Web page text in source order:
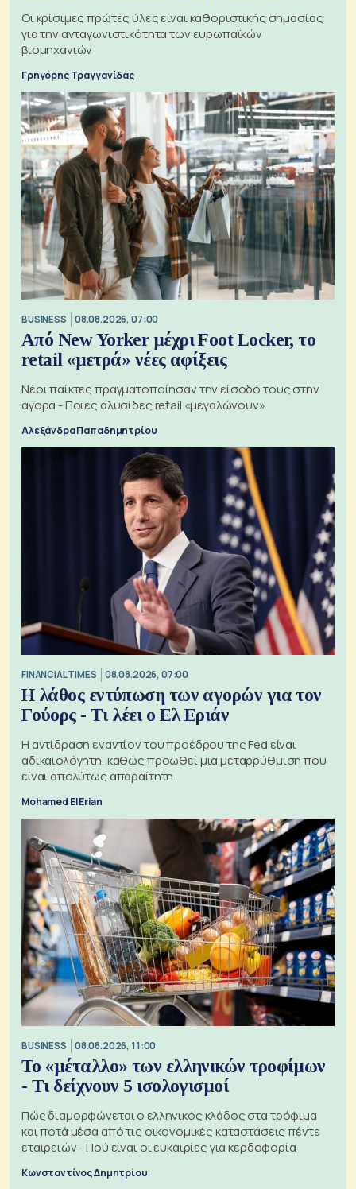
Οι κρίσιμες πρώτες ύλες είναι καθοριστικής σημασίας
για την ανταγωνιστικότητα των ευρωπαϊκών
βιομηχανιών
Γρηγόρης Τραγγανίδας
BUSINESS 08.08.2026, 07:00
Από New Yorker μέχρι Foot Locker, το
retail «μετρά» νέες αφίξεις
Νέοι παίκτες πραγματοποίησαν την είσοδό τους στην
αγορά - Ποιες αλυσίδες retail «μεγαλώνουν»
Αλεξάνδρα Παπαδημητρίου
FINANCIAL TIMES 08.08.2026, 07:00
Η λάθος εντύπωση των αγορών για τον
Γούορς - Τι λέει ο Ελ Εριάν
Η αντίδραση εναντίον του προέδρου της Fed είναι
αδικαιολόγητη, καθώς προωθεί μια μεταρρύθμιση που
είναι απολύτως απαραίτητη
Mohamed El Erian
BUSINESS 08.08.2026, 11:00
Το «μέταλλο» των ελληνικών τροφίμων
- Τι δείχνουν 5 ισολογισμοί
Πώς διαμορφώνεται ο ελληνικός κλάδος στα τρόφιμα
και ποτά μέσα από τις οικονομικές καταστάσεις πέντε
εταιρειών - Πού είναι οι ευκαιρίες για κερδοφορία
Κωνσταντίνος Δημητρίου